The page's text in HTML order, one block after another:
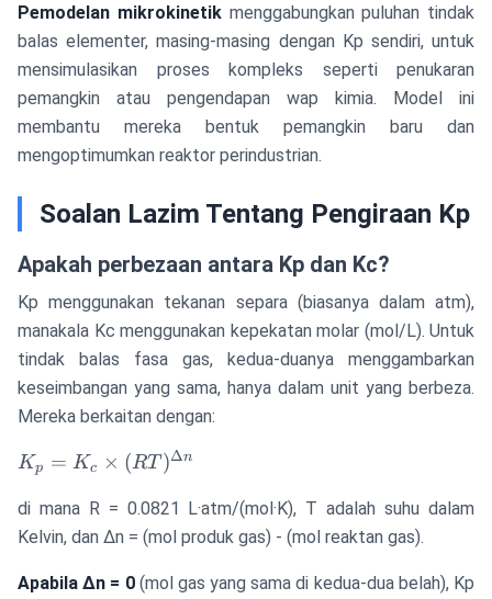
Pemodelan mikrokinetikmenggabungkan puluhan tindak
balas elementer, masing-masing dengan Kp sendiri, untuk
mensimulasikan proses kompleks seperti penukaran
pemangkin atau pengendapan wap kimia. Model ini
membantu mereka bentuk pemangkin baru dan
mengoptimumkan reaktor perindustrian.
Soalan Lazim Tentang Pengiraan Kp
Apakah perbezaan antara Kp dan Kc?
Kp menggunakan tekanan separa (biasanya dalam atm),
manakala Kc menggunakan kepekatan molar (mol/L). Untuk
tindak balas fasa gas, kedua-duanya menggambarkan
keseimbangan yang sama, hanya dalam unit yang berbeza.
Mereka berkaitan dengan:
K_p = K_c
(RT)^{\Delta
n}
Kp = Kc × (RT)Δn
di mana R = 0.0821 L·atm/(mol·K), T adalah suhu dalam
Kelvin, dan Δn = (mol produk gas) - (mol reaktan gas).
Apabila Δn = 0(mol gas yang sama di kedua-dua belah), Kp